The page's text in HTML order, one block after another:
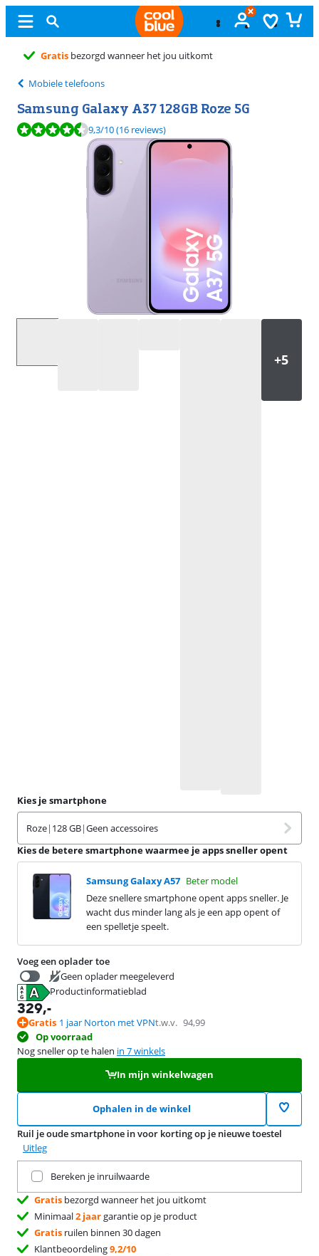
Gratisruilen
Mobiele telefoons
Samsung Galaxy A37 128GB Roze 5G
Beoordeling is 9,3 van de 10, gebaseerd op 16 reviews.
9,3/10(16 reviews)
Kies je smartphone
Roze| 128 GB|Geen accessoires
Kies de betere smartphone waarmee je apps sneller opent
Samsung Galaxy A57 Beter model
Deze snellere smartphone opent apps sneller. Je
wacht dus minder lang als je een app opent of
een spelletje speelt.
Voeg een oplader toe
Geen oplader meegeleverd
Productinformatieblad
opent in nieuw tabblad
329,-
Gratis 1 jaar Norton met VPNt.w.v. 94,99
Op voorraad
Nog sneller op te halen in 7 winkels
In mijn winkelwagen
Ophalen in de winkel
Ruil je oude smartphone in voor korting op je nieuwe toestel
Uitleg
Bereken je inruilwaarde
Gratis bezorgd wanneer het jou uitkomt
Minimaal2 jaargarantie op je product
Gratis ruilen binnen 30 dagen
Klantbeoordeling9,2/10